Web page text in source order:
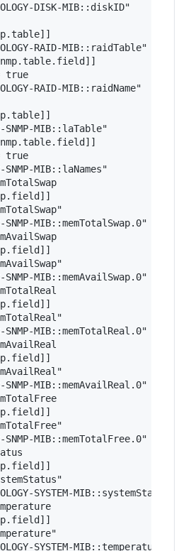
DISK-MIB::diskID"
RAID-MIB::raidTable"
true
RAID-MIB::raidName"
SNMP-MIB::laTable"
true
SNMP-MIB::laNames"
SNMP-MIB::memTotalSwap.0"
SNMP-MIB::memAvailSwap.0"
SNMP-MIB::memTotalReal.0"
SNMP-MIB::memAvailReal.0"
SNMP-MIB::memTotalFree.0"
SYSTEM-MIB::systemStatus.0"
SYSTEM-MIB::temperature.0"